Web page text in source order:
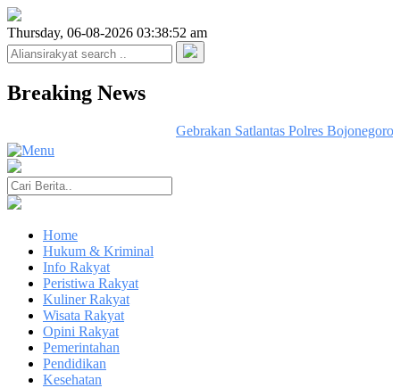
Thursday, 06-08-2026 03:38:52 am
Breaking News
Gebrakan Satlantas Polres Bojonegoro
Home
Hukum & Kriminal
Info Rakyat
Peristiwa Rakyat
Kuliner Rakyat
Wisata Rakyat
Opini Rakyat
Pemerintahan
Pendidikan
Kesehatan